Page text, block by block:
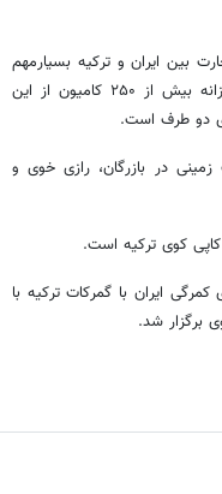
بین ایران و ترکیه بسیارمهم
ارزیابی وتاکید کرد: هدف گمرک ترکیه تردد روزانه بیش از ۲۵۰ کامیون از این
دو طرف است.
ترکیه، ۳ مرز مشترک زمینی در بازرگان، رازی خوی و
کاپی کوی ترکیه است.
ایران با گمرکات ترکیه با
برگزار شد.